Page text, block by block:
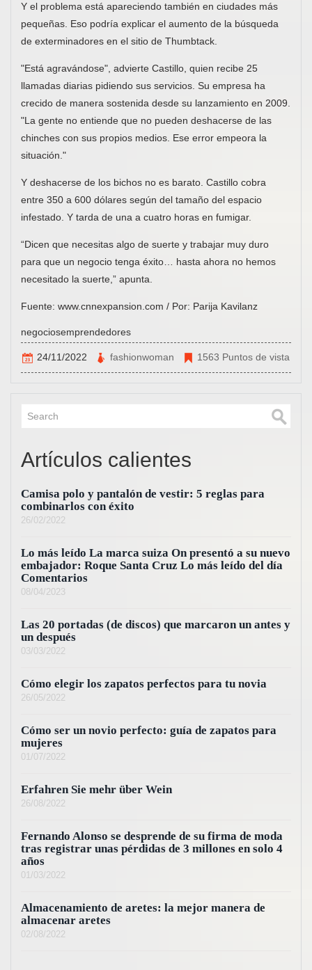
Y el problema está apareciendo también en ciudades más
pequeñas. Eso podría explicar el aumento de la búsqueda
de exterminadores en el sitio de Thumbtack.
"Está agravándose", advierte Castillo, quien recibe 25
llamadas diarias pidiendo sus servicios. Su empresa ha
crecido de manera sostenida desde su lanzamiento en 2009.
"La gente no entiende que no pueden deshacerse de las
chinches con sus propios medios. Ese error empeora la
situación."
Y deshacerse de los bichos no es barato. Castillo cobra
entre 350 a 600 dólares según del tamaño del espacio
infestado. Y tarda de una a cuatro horas en fumigar.
“Dicen que necesitas algo de suerte y trabajar muy duro
para que un negocio tenga éxito… hasta ahora no hemos
necesitado la suerte,” apunta.
Fuente: www.cnnexpansion.com / Por: Parija Kavilanz
negociosemprendedores
24/11/2022 fashionwoman 1563 Puntos de vista
Artículos calientes
Camisa polo y pantalón de vestir: 5 reglas para
combinarlos con éxito
26/02/2022
Lo más leído La marca suiza On presentó a su nuevo
embajador: Roque Santa Cruz Lo más leído del día
Comentarios
08/04/2023
Las 20 portadas (de discos) que marcaron un antes y
un después
03/03/2022
Cómo elegir los zapatos perfectos para tu novia
26/05/2022
Cómo ser un novio perfecto: guía de zapatos para
mujeres
01/07/2022
Erfahren Sie mehr über Wein
26/08/2022
Fernando Alonso se desprende de su firma de moda
tras registrar unas pérdidas de 3 millones en solo 4
años
01/03/2022
Almacenamiento de aretes: la mejor manera de
almacenar aretes
02/08/2022